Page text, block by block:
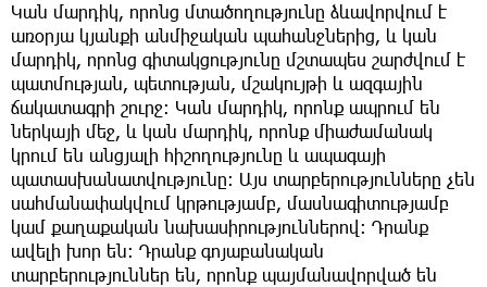
Կան մարդիկ, որոնց մտածողությունը ձևավորվում է
առօրյա կյանքի անմիջական պահանջներից, և կան
մարդիկ, որոնց գիտակցությունը մշտապես շարժվում է
պատմության, պետության, մշակույթի և ազգային
ճակատագրի շուրջ։ Կան մարդիկ, որոնք ապրում են
ներկայի մեջ, և կան մարդիկ, որոնք միաժամանակ
կրում են անցյալի հիշողությունը և ապագայի
պատասխանատվությունը։ Այս տարբերությունները չեն
սահմանափակվում կրթությամբ, մասնագիտությամբ
կամ քաղաքական նախասիրություններով։ Դրանք
ավելի խոր են։ Դրանք գոյաբանական
տարբերություններ են, որոնք պայմանավորված են